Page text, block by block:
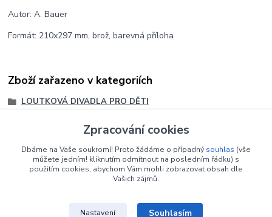
Autor: A. Bauer
Formát: 210x297 mm, brož, barevná příloha
Zboží zařazeno v kategoriích
LOUTKOVÁ DIVADLA PRO DĚTI
Loutková divadla
Zpracování cookies
Dbáme na Vaše soukromí! Proto žádáme o případný souhlas (vše
můžete jedním! kliknutím odmítnout na posledním řádku) s
použitím cookies, abychom Vám mohli zobrazovat obsah dle
Vašich zájmů.
Nastavení Souhlasím